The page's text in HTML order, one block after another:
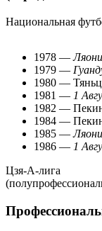
Национальная
1978 —
1979 —
1980 —
1981 — 1
1982 —
1984 —
1985 —
1986 — 1
Цзя-А-лига